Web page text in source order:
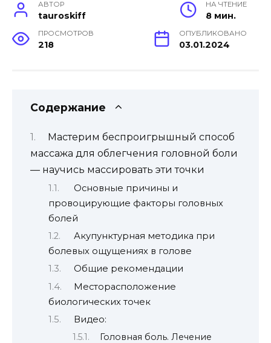
АВТОР
tauroskiff
НА ЧТЕНИЕ
8 мин.
ПРОСМОТРОВ
218
ОПУБЛИКОВАНО
03.01.2024
Содержание
Мастерим беспроигрышный способ
массажа для облегчения головной боли
— научись массировать эти точки
Основные причины и
провоцирующие факторы головных
болей
Акупунктурная методика при
болевых ощущениях в голове
Общие рекомендации
Месторасположение
биологических точек
Видео:
Головная боль. Лечение